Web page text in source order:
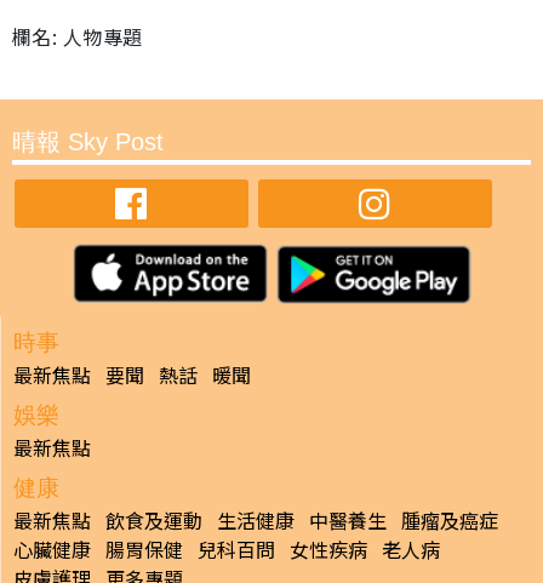
欄名: 人物專題
晴報 Sky Post
時事
最新焦點 要聞 熱話 暖聞
娛樂
最新焦點
健康
最新焦點 飲食及運動 生活健康 中醫養生 腫瘤及癌症
心臟健康 腸胃保健 兒科百問 女性疾病 老人病